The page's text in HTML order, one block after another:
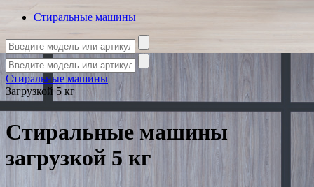
Стиральные машины
Стиральные машины
Загрузкой 5 кг
Стиральные машины
загрузкой 5 кг